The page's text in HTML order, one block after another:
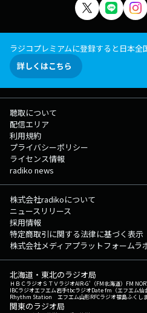
ラジコプレミアムに登録すると日本
詳しくはこちら
聴取について
配信エリア
利用規約
プライバシーポリシー
ライセンス情報
radiko news
株式会社radikoについて
ニュースリリース
採用情報
特定商取引に関する法律に基づく表示
株式会社メディアプラットフォームラ
北海道・東北のラジオ局
ＨＢＣラジオＳＴＶラジオAIR-G'（FM北海道） FM
IBCラジオエフエム岩手tbcラジオDate fm（エフエム仙
Rhythm Station エフエム山形RFCラジオ福島ふくし
関東のラジオ局